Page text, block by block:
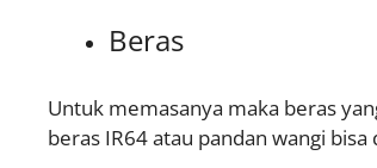
Beras
Untuk memasanya maka beras
beras IR64 atau pandan wangi